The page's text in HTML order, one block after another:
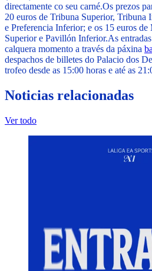
directamente co seu carné.Os prezos
20 euros de Tribuna Superior, Tribuna
e Preferencia Inferior; e os 15 euros
Superior e Pavillón Inferior.As
calquera momento a través da páxina
despachos de billetes do Palacio dos
trofeo desde as 15:00 horas e até as
Noticias relacionadas
Ver todo